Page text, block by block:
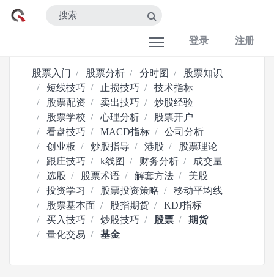
登录 注册
股票入门 股票分析 分时图
股票知识
短线技巧
止损技巧
技术指标
股票配资
卖出技巧
炒股经验
股票学校
心理分析
股票开户
看盘技巧
MACD指标
公司分析
创业板
炒股指导 港股
股票理论
跟庄技巧
k线图 财务分析
成交量
选股
股票术语 解套方法
美股
投资学习
股票投资策略
移动平均线
股票基本面
股指期货
KDJ指标
买入技巧
炒股技巧 股票
期货
量化交易
基金